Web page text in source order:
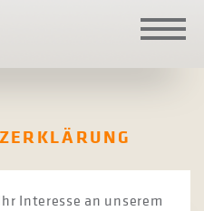
Interesse an unserem